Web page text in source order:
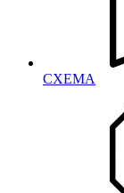
СХЕМА